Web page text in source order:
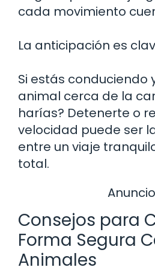
cada movimiento
La anticipación es
Si estás conduciendo
animal cerca de la
harías? Detenerte o
velocidad puede ser
entre un viaje
total.
Consejos para
Forma Segura
Animales